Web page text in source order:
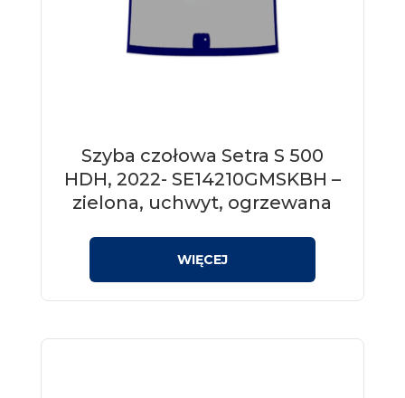
Szyba czołowa Setra S 500
HDH, 2022- SE14210GMSKBH –
zielona, uchwyt, ogrzewana